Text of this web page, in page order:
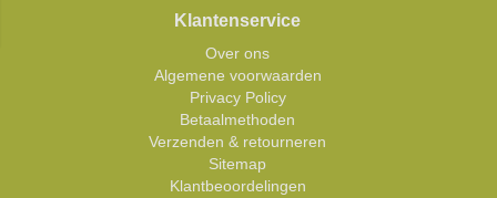
Klantenservice
Over ons
Algemene voorwaarden
Privacy Policy
Betaalmethoden
Verzenden & retourneren
Sitemap
Klantbeoordelingen